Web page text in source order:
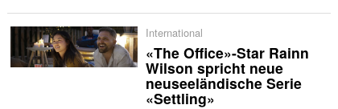
International
«The Office»-Star Rainn
Wilson spricht neue
neuseeländische Serie
«Settling»